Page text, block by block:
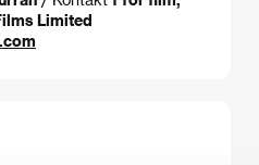
Limited